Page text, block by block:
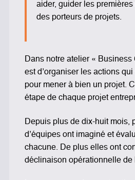
aider, guider les
des porteurs de projets.
Dans notre atelier « Business
est d’organiser les actions
pour mener à bien un projet.
étape de chaque projet
Depuis plus de dix-huit mois,
d’équipes ont imaginé et
chacune. De plus elles ont
déclinaison opérationnelle de